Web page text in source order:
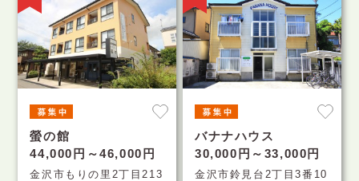
螢の館
44,000円～46,000円
金沢市もりの里2丁目213
バナナハウス
30,000円～33,000円
金沢市鈴見台2丁目3番10